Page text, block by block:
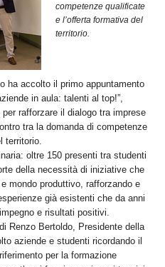
competenze qualificate
e l’offerta formativa del
territorio.
ha accolto il primo appuntamento
in aula: talenti al top!”,
rafforzare il dialogo tra imprese
tra la domanda di competenze
territorio.
oltre 150 presenti tra studenti
della necessità di iniziative che
mondo produttivo, rafforzando e
già esistenti che da anni
e risultati positivi.
Renzo Bertoldo, Presidente della
aziende e studenti ricordando il
per la formazione